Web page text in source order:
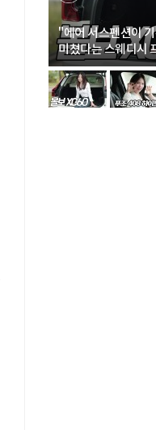
"에어 서스펜션이
미쳤다는 스웨디시
B5 울트라'